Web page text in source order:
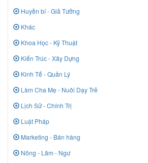
Huyền bí - Giả Tưởng
Khác
Khoa Học - Kỹ Thuật
Kiến Trúc - Xây Dựng
Kinh Tế - Quản Lý
Làm Cha Mẹ - Nuôi Dạy Trẻ
Lịch Sử - Chính Trị
Luật Pháp
Marketing - Bán hàng
Nông - Lâm - Ngư